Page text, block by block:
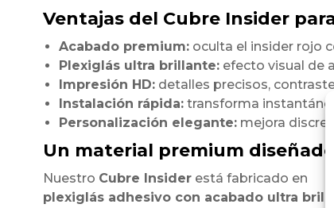
Ventajas del Cubre Insider
Acabado premium:oculta el insider rojo
Plexiglás ultra brillante:efecto visual de
Impresión HD:detalles precisos,
Instalación rápida:transforma
Personalización elegante:mejora
Un material premium
Nuestro Cubre Insiderestá fabricado en
plexiglás adhesivo con acabado ultra